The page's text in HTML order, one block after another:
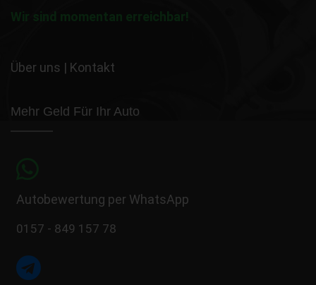
Wir sind momentan erreichbar!
Über uns | Kontakt
Mehr Geld Für Ihr Auto
Autobewertung per WhatsApp
0157 - 849 157 78